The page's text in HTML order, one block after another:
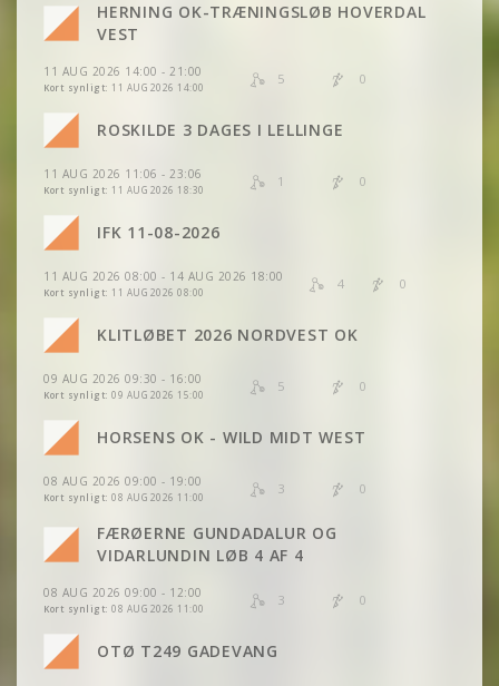
HERNING OK-TRÆNINGSLØB HOVERDAL
VEST
11 AUG 2026 14:00 - 21:00
Kort synligt: 11 AUG 2026 14:00
5 0
ROSKILDE 3 DAGES I LELLINGE
11 AUG 2026 11:06 - 23:06
Kort synligt: 11 AUG 2026 18:30
1 0
IFK 11-08-2026
11 AUG 2026 08:00 - 14 AUG 2026 18:00
Kort synligt: 11 AUG 2026 08:00
4 0
KLITLØBET 2026 NORDVEST OK
09 AUG 2026 09:30 - 16:00
Kort synligt: 09 AUG 2026 15:00
5 0
HORSENS OK - WILD MIDT WEST
08 AUG 2026 09:00 - 19:00
Kort synligt: 08 AUG 2026 11:00
3 0
FÆRØERNE GUNDADALUR OG
VIDARLUNDIN LØB 4 AF 4
08 AUG 2026 09:00 - 12:00
Kort synligt: 08 AUG 2026 11:00
3 0
OTØ T249 GADEVANG